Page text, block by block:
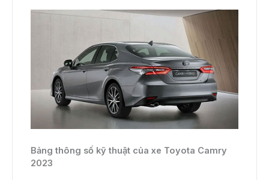
Bảng thông số kỹ thuật của xe Toyota Camry
2023